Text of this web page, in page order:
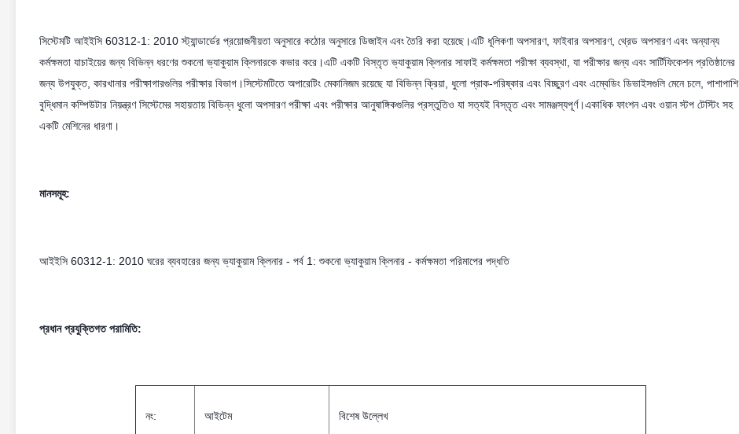
সিস্টেমটি আইইসি 60312-1: 2010 স্ট্যান্ডার্ডের প্রয়োজনীয়তা অনুসারে কঠোর অনুসারে ডিজাইন এবং তৈরি করা হয়েছে।এটি ধূলিকণা অপসারণ, ফাইবার অপসারণ, থ্রেড অপসারণ এবং অন্যান্য
কর্মক্ষমতা যাচাইয়ের জন্য বিভিন্ন ধরণের শুকনো ভ্যাকুয়াম ক্লিনারকে কভার করে।এটি একটি বিস্তৃত ভ্যাকুয়াম ক্লিনার সাফাই কর্মক্ষমতা পরীক্ষা ব্যবস্থা, যা পরীক্ষার জন্য এবং সার্টিফিকেশন প্রতিষ্ঠানের
জন্য উপযুক্ত, কারখানার পরীক্ষাগারগুলির পরীক্ষার বিভাগ।সিস্টেমটিতে অপারেটিং মেকানিজম রয়েছে যা বিভিন্ন ক্রিয়া, ধুলো প্রাক-পরিষ্কার এবং বিচ্ছুরণ এবং এম্বেডিং ডিভাইসগুলি মেনে চলে, পাশাপাশি
বুদ্ধিমান কম্পিউটার নিয়ন্ত্রণ সিস্টেমের সহায়তায় বিভিন্ন ধুলো অপসারণ পরীক্ষা এবং পরীক্ষার আনুষাঙ্গিকগুলির প্রস্তুতিও যা সত্যই বিস্তৃত এবং সামঞ্জস্যপূর্ণ।একাধিক ফাংশন এবং ওয়ান স্টপ টেস্টিং সহ
একটি মেশিনের ধারণা।
মানসমূহ:
আইইসি 60312-1: 2010 ঘরের ব্যবহারের জন্য ভ্যাকুয়াম ক্লিনার - পর্ব 1: শুকনো ভ্যাকুয়াম ক্লিনার - কর্মক্ষমতা পরিমাপের পদ্ধতি
প্রধান প্রযুক্তিগত পরামিতি:
নং: আইটেম বিশেষ উল্লেখ